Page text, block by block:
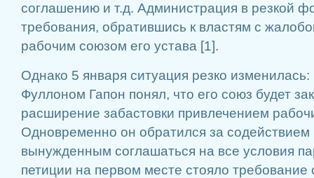
соглашению и т.д. Администрация в резкой
требования, обратившись к властям с
рабочим союзом его устава [1].
Однако 5 января ситуация резко изменилась:
Фуллоном Гапон понял, что его союз будет
расширение забастовки привлечением
Одновременно он обратился за содействием
вынужденным соглашаться на все условия
петиции на первом месте стояло требование